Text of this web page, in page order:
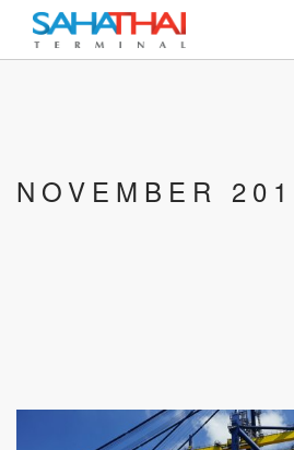
บริการ
NOVEMBER